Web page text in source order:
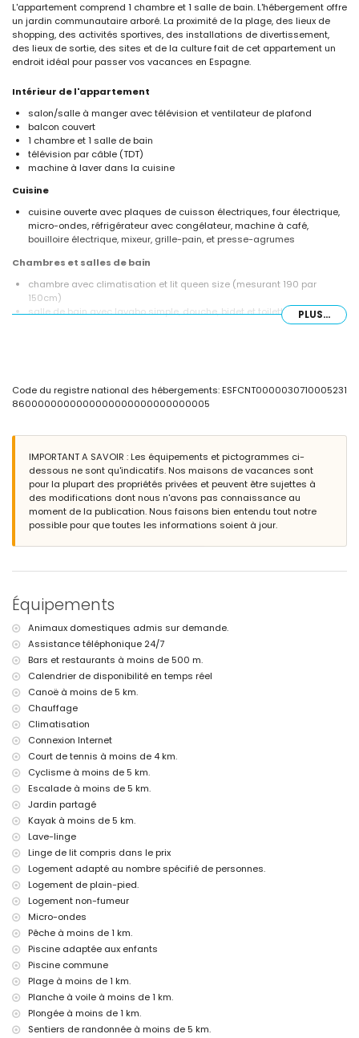
L'appartement comprend 1 chambre et 1 salle de bain. L'hébergement offre
un jardin communautaire arboré. La proximité de la plage, des lieux de
shopping, des activités sportives, des installations de divertissement,
des lieux de sortie, des sites et de la culture fait de cet appartement un
endroit idéal pour passer vos vacances en Espagne.
Intérieur de l'appartement
salon/salle à manger avec télévision et ventilateur de plafond
balcon couvert
1 chambre et 1 salle de bain
télévision par câble (TDT)
machine à laver dans la cuisine
Cuisine
cuisine ouverte avec plaques de cuisson électriques, four électrique,
micro-ondes, réfrigérateur avec congélateur, machine à café,
bouilloire électrique, mixeur, grille-pain, et presse-agrumes
Chambres et salles de bain
chambre avec climatisation et lit queen size (mesurant 190 par
150cm)
salle de bain avec lavabo simple, douche, bidet et toilettes
jardin communautaire arboré
l'appartement)
cours d'eau ou rive la plus proche : Mediterráneo, Jávea (à moins de
1000 mètres de l'appartement)
plage la plus proche : La Grava Puerto, Jávea (à moins de 1000
mètres de l'appartement)
port le plus proche : Duanes del Mar, Jávea (à moins de 1000 mètres
parc le plus proche : Montgó, Jávea (à moins de 4 kilomètres de
deuxième aéroport le plus proche : Valence (> 100 kilomètres)
transports publics à proximité : bus à moins de 1000 mètres
interdiction de fumer
veuillez consulter si les animaux domestiques sont autorisés
L'hébergement est très adapté pour les familles avec enfants
Équipements et services inclus dans le prix de location de
l'appartement
internet (WiFi)
fer et planche à repasser
linge de lit et serviettes
service de réception et service d'urgence 24h/24
chauffage par air et climatisation
Équipements et services avec coût supplémentaire
lit supplémentaire et lit/couchette pour enfant (sur demande)
Activités de divertissement et de loisirs pour vos vacances à
Jávea, Costa Blanca
bar, promenade (Paseo Marítimo et Jávea) (à moins de 1000 mètres
de la maison)
théâtre et discothèque (à moins de 5 kilomètres de la maison)
Sites et culture à Jávea, Costa Blanca
église (Virgen del Loreto) (à moins de 1000 mètres de l'hébergement)
musée (Histórico de Jávea), ruines (Molinos de Viento, Jávea),
Histórico, Jávea), lieu historique (Pueblo Histórico et Jávea) (à moins
de 5 kilomètres de l'hébergement)
château (Portal de la Vila et Dénia) (à moins de 25 kilomètres de
l'hébergement)
PLUS...
Code du registre national des hébergements: ESFCNT0000030710005231
8600000000000000000000000000005
IMPORTANT A SAVOIR : Les équipements et pictogrammes ci-
dessous ne sont qu'indicatifs. Nos maisons de vacances sont
pour la plupart des propriétés privées et peuvent être sujettes à
des modifications dont nous n'avons pas connaissance au
moment de la publication. Nous faisons bien entendu tout notre
possible pour que toutes les informations soient à jour.
Équipements
Animaux domestiques admis sur demande.
Assistance téléphonique 24/7
Bars et restaurants à moins de 500 m.
Calendrier de disponibilité en temps réel
Canoë à moins de 5 km.
Chauffage
Climatisation
Connexion Internet
Court de tennis à moins de 4 km.
Cyclisme à moins de 5 km.
Escalade à moins de 5 km.
Jardin partagé
Kayak à moins de 5 km.
Lave-linge
Linge de lit compris dans le prix
Logement adapté au nombre spécifié de personnes.
Logement de plain-pied.
Logement non-fumeur
Micro-ondes
Pêche à moins de 1 km.
Piscine adaptée aux enfants
Piscine commune
Plage à moins de 1 km.
Planche à voile à moins de 1 km.
Plongée à moins de 1 km.
Sentiers de randonnée à moins de 5 km.